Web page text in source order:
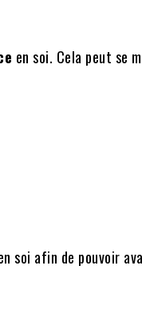
en soi. Cela peut se
soi afin de pouvoir